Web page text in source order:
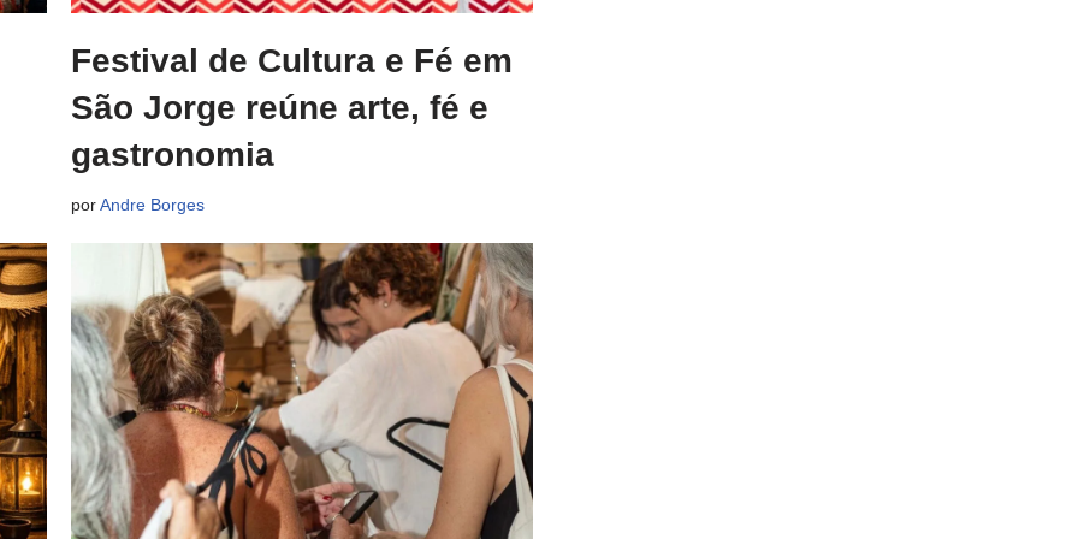
Festival de Cultura e Fé em
São Jorge reúne arte, fé e
gastronomia
porAndre Borges